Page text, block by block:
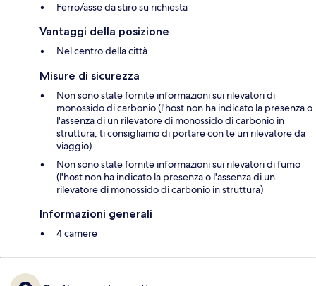
Ferro/asse da stiro su richiesta
Vantaggi della posizione
Nel centro della città
Misure di sicurezza
Non sono state fornite informazioni sui rilevatori di
monossido di carbonio (l'host non ha indicato la presenza o
l'assenza di un rilevatore di monossido di carbonio in
struttura; ti consigliamo di portare con te un rilevatore da
viaggio)
Non sono state fornite informazioni sui rilevatori di fumo
(l'host non ha indicato la presenza o l'assenza di un
rilevatore di monossido di carbonio in struttura)
Informazioni generali
4 camere